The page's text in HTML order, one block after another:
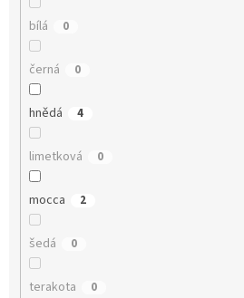
bílá 0
černá 0
hnědá 4
limetková 0
mocca 2
šedá 0
terakota 0